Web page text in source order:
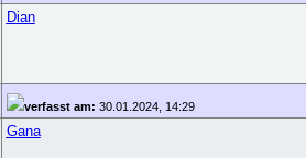
Dian
verfasst am: 30.01.2024, 14:29
Gana